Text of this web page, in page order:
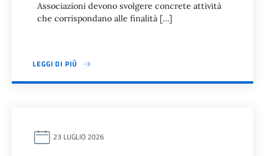
Associazioni devono svolgere concrete attività
che corrispondano alle finalità […]
LEGGI DI PIÙ
23 LUGLIO 2026